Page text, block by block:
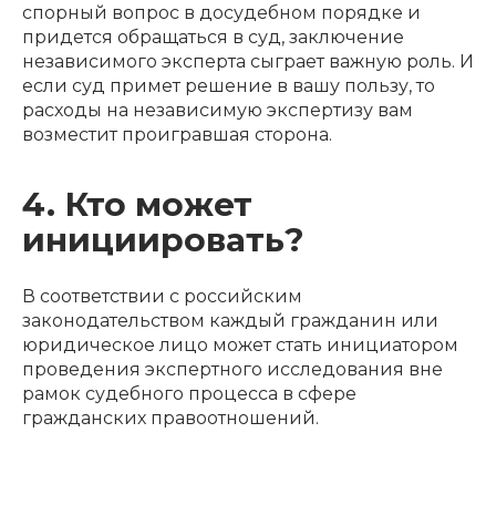
спорный вопрос в досудебном порядке и
придется обращаться в суд, заключение
независимого эксперта сыграет важную роль. И
если суд примет решение в вашу пользу, то
расходы на независимую экспертизу вам
возместит проигравшая сторона.
4. Кто может
инициировать?
В соответствии с российским
законодательством каждый гражданин или
юридическое лицо может стать инициатором
проведения экспертного исследования вне
рамок судебного процесса в сфере
гражданских правоотношений.